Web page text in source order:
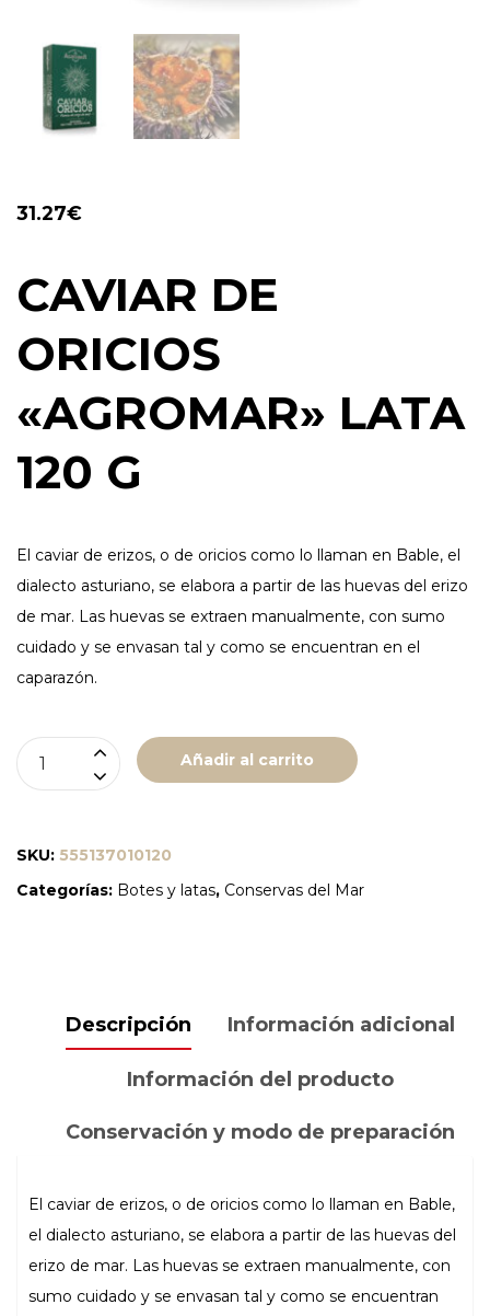
31.27€
CAVIAR DE
ORICIOS
«AGROMAR» LATA
120 G
El caviar de erizos, o de oricios como lo llaman en Bable, el
dialecto asturiano, se elabora a partir de las huevas del erizo
de mar. Las huevas se extraen manualmente, con sumo
cuidado y se envasan tal y como se encuentran en el
caparazón.
CAVIAR
DE
Añadir al carrito
SKU: 555137010120
Categorías: Botes y latas, Conservas del Mar
Descripción Información adicional
Información del producto
Conservación y modo de preparación
El caviar de erizos, o de oricios como lo llaman en Bable,
el dialecto asturiano, se elabora a partir de las huevas del
erizo de mar. Las huevas se extraen manualmente, con
sumo cuidado y se envasan tal y como se encuentran